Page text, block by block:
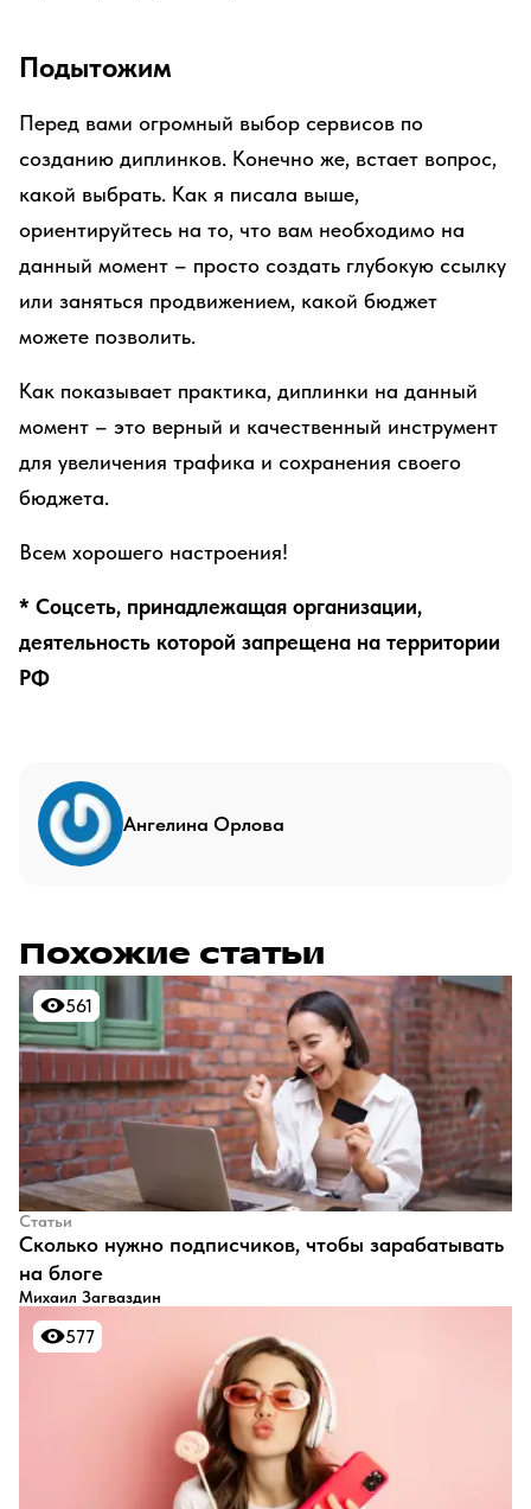
Подытожим
Перед вами огромный выбор сервисов по
созданию диплинков. Конечно же, встает вопрос,
какой выбрать. Как я писала выше,
ориентируйтесь на то, что вам необходимо на
данный момент – просто создать глубокую ссылку
или заняться продвижением, какой бюджет
можете позволить.
Как показывает практика, диплинки на данный
момент – это верный и качественный инструмент
для увеличения трафика и сохранения своего
бюджета.
Всем хорошего настроения!
* Соцсеть, принадлежащая организации,
деятельность которой запрещена на территории
РФ
Ангелина Орлова
Похожие статьи
561
561
Статьи
​Сколько нужно подписчиков, чтобы зарабатывать
на блоге
Михаил Загваздин
577
577